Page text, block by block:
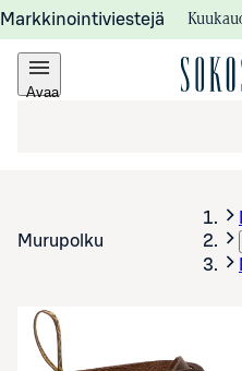
Markkinointiviestejä
Avaa
Murupolku